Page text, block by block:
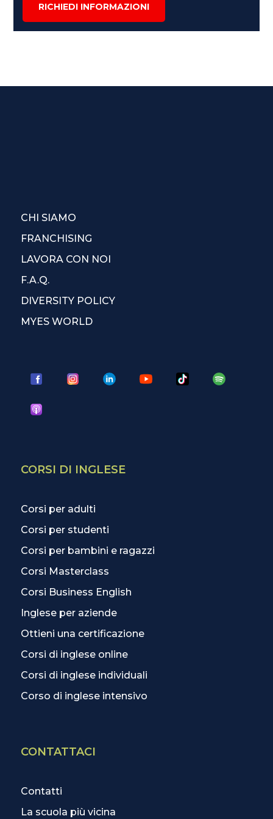
RICHIEDI INFORMAZIONI
CHI SIAMO
FRANCHISING
LAVORA CON NOI
F.A.Q.
DIVERSITY POLICY
MYES WORLD
CORSI DI INGLESE
Corsi per adulti
Corsi per studenti
Corsi per bambini e ragazzi
Corsi Masterclass
Corsi Business English
Inglese per aziende
Ottieni una certificazione
Corsi di inglese online
Corsi di inglese individuali
Corso di inglese intensivo
CONTATTACI
Contatti
La scuola più vicina